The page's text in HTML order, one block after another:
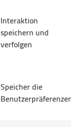
Interaktion
speichern und
verfolgen
Speicher die